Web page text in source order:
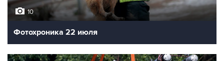
10
Фотохроника 22 июля